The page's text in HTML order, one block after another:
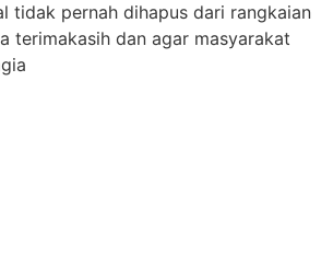
tidak pernah dihapus dari rangkaian
terimakasih dan agar masyarakat